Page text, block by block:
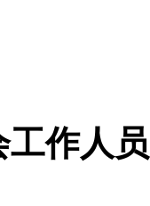
作人